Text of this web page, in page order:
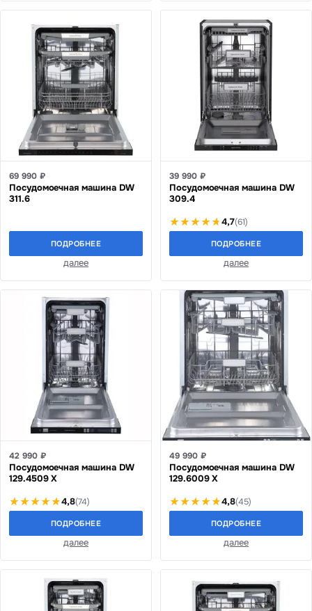
69 990 ₽
Посудомоечная машина DW
311.6
ПОДРОБНЕЕ
далее
39 990 ₽
Посудомоечная машина DW
309.4
4,7(61)
ПОДРОБНЕЕ
далее
42 990 ₽
Посудомоечная машина DW
129.4509 X
4,8(74)
ПОДРОБНЕЕ
далее
49 990 ₽
Посудомоечная машина DW
129.6009 X
4,8(45)
ПОДРОБНЕЕ
далее